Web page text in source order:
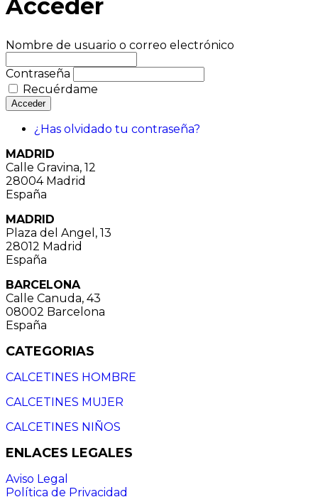
Acceder
Nombre de usuario o correo electrónico
Contraseña
Recuérdame
Acceder
¿Has olvidado tu contraseña?
MADRID
Calle Gravina, 12
28004 Madrid
España
MADRID
Plaza del Angel, 13
28012 Madrid
España
BARCELONA
Calle Canuda, 43
08002 Barcelona
España
CATEGORIAS
CALCETINES HOMBRE
CALCETINES MUJER
CALCETINES NIÑOS
ENLACES LEGALES
Aviso Legal
Política de Privacidad